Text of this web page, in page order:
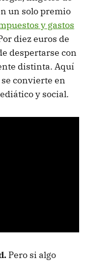
un solo premio
y gastos
diez euros de
despertarse con
distinta. Aquí
convierte en
y social.
Pero si algo